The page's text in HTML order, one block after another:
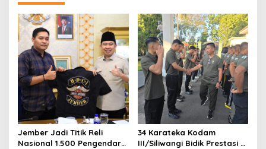
v
i
g
a
t
i
o
n
Jember Jadi Titik Reli
Nasional 1.500 Pengendara
34 Karateka Kodam
III/Siliwangi Bidik Prestasi di